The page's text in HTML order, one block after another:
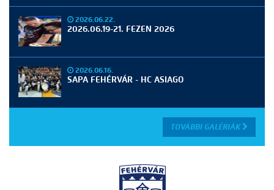
2026.06.22.
2026.06.19-21. FEZEN 2026
2026.06.16.
SAPA FEHÉRVÁR - HC ASIAGO
TOVÁBBI GALÉRIÁK